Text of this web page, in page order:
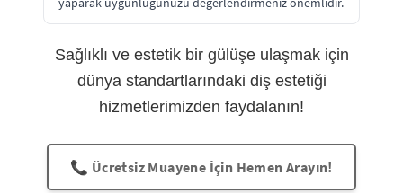
Sağlıklı ve estetik bir gülüşe ulaşmak için
dünya standartlarındaki diş estetiği
hizmetlerimizden faydalanın!
📞 Ücretsiz Muayene İçin Hemen Arayın!